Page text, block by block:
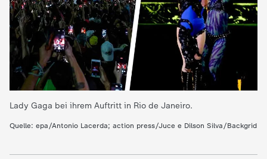
K
d
e
Lady Gaga bei ihrem Auftritt in Rio de Janeiro.
Quelle: epa/Antonio Lacerda; action press/Juce e Dilson Silva/Backgrid